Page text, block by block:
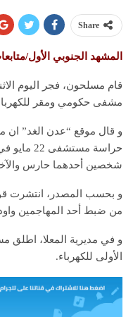
Share
المشهد الجنوبي الأول/
مشفى حكومي ومقر
و قال موقع “عدن الغد” ان
حراسة
شخصين أحدهما حارس
و بحسب المصدر، انتشرت
من ضبط أحد المهاجمين
و في مديرية المعلا، اطلق
الأولى للكهرباء.